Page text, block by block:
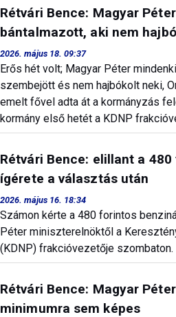
Rétvári Bence: Magyar
bántalmazott, aki nem
2026. május 18. 09:37
Erős hét volt; Magyar Péter
szembejött és nem hajbókolt neki,
emelt fővel adta át a kormányzás
kormány első hetét a KDNP
Rétvári Bence: elillant a
ígérete a választás után
2026. május 16. 18:34
Számon kérte a 480 forintos
Péter miniszterelnöktől a
(KDNP) frakcióvezetője szombaton.
Rétvári Bence: Magyar
minimumra sem képes